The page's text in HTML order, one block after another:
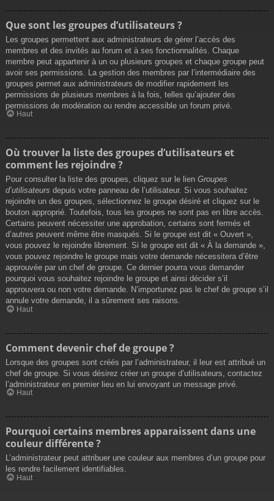
Que sont les groupes d’utilisateurs ?
Les groupes permettent aux administrateurs de gérer l’accès des
membres et des invités au forum et à ses fonctionnalités. Chaque
membre peut appartenir à un ou plusieurs groupes et chaque groupe peut
avoir ses permissions. La gestion des membres par l’intermédiaire des
groupes permet aux administrateurs de modifier rapidement les
permissions de plusieurs membres à la fois, telles qu’ajouter des
permissions de modération ou rendre accessible un forum privé.
Haut
Où trouver la liste des groupes d’utilisateurs et
comment les rejoindre ?
Pour consulter la liste des groupes, cliquez sur le lien Groupes
d’utilisateurs depuis votre panneau de l’utilisateur. Si vous souhaitez
rejoindre un des groupes, sélectionnez le groupe désiré et cliquez sur le
bouton approprié. Toutefois, tous les groupes ne sont pas en libre accès.
Certains peuvent nécessiter une approbation, certains sont fermés et
d’autres peuvent même être masqués. Si le groupe est dit « Ouvert »,
vous pouvez le rejoindre librement. Si le groupe est dit « À la demande »,
vous pouvez rejoindre le groupe mais votre demande nécessitera d’être
approuvée par un chef de groupe. Ce dernier pourra vous demander
pourquoi vous souhaitez rejoindre le groupe et ainsi décider s’il
approuvera ou non votre demande. N’importunez pas le chef de groupe s’il
annule votre demande, il a sûrement ses raisons.
Haut
Comment devenir chef de groupe ?
Lorsque des groupes sont créés par l’administrateur, il leur est attribué un
chef de groupe. Si vous désirez créer un groupe d’utilisateurs, contactez
l’administrateur en premier lieu en lui envoyant un message privé.
Haut
Pourquoi certains membres apparaissent dans une
couleur différente ?
L’administrateur peut attribuer une couleur aux membres d’un groupe pour
les rendre facilement identifiables.
Haut